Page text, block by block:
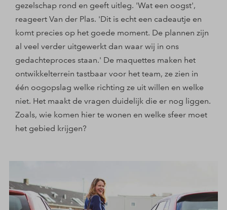
gezelschap rond en geeft uitleg. 'Wat een oogst',
reageert Van der Plas. 'Dit is echt een cadeautje en
komt precies op het goede moment. De plannen zijn
al veel verder uitgewerkt dan waar wij in ons
gedachteproces staan.' De maquettes maken het
ontwikkelterrein tastbaar voor het team, ze zien in
één oogopslag welke richting ze uit willen en welke
niet. Het maakt de vragen duidelijk die er nog liggen.
Zoals, wie komen hier te wonen en welke sfeer moet
het gebied krijgen?